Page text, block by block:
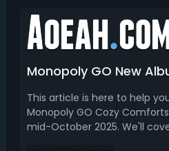
This article is here to help
Monopoly GO Cozy
mid-October 2025. We'll